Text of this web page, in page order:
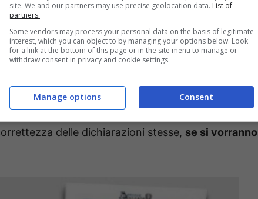
o omissioni in dichiarazioni
pesantissime, l’Agenzia
dei controlli piuttosto serrati. Sotto esame, in
2021. Per i possessori di partita IVA, sarà
delle dichiarazioni stesse, se si vorranno
site. We and our partners may use precise geolocation data. List of
partners.
Some vendors may process your personal data on the basis of legitimate
interest, which you can object to by managing your options below. Look
for a link at the bottom of this page or in the site menu to manage or
withdraw consent in privacy and cookie settings.
Consent
Manage options